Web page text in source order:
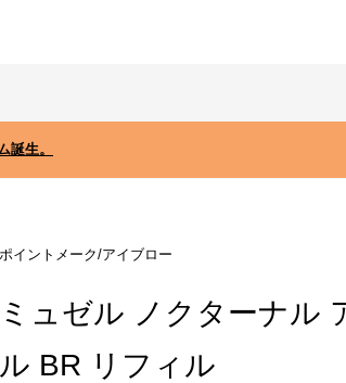
誕生。
ポイントメーク/アイブロー
ミュゼル ノクターナル
ル BR リフィル